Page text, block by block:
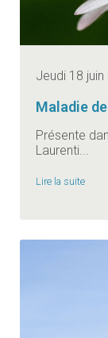
Jeudi 18 juin
Maladie
Présente
Laurenti...
Lire la suite